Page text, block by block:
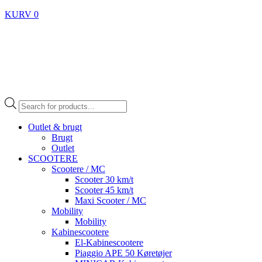
KURV 0
Products
search
Outlet & brugt
Brugt
Outlet
SCOOTERE
Scootere / MC
Scooter 30 km/t
Scooter 45 km/t
Maxi Scooter / MC
Mobility
Mobility
Kabinescootere
El-Kabinescootere
Piaggio APE 50 Køretøjer